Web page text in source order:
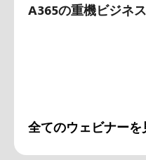
A365の重機ビジネ
全てのウェビナーを